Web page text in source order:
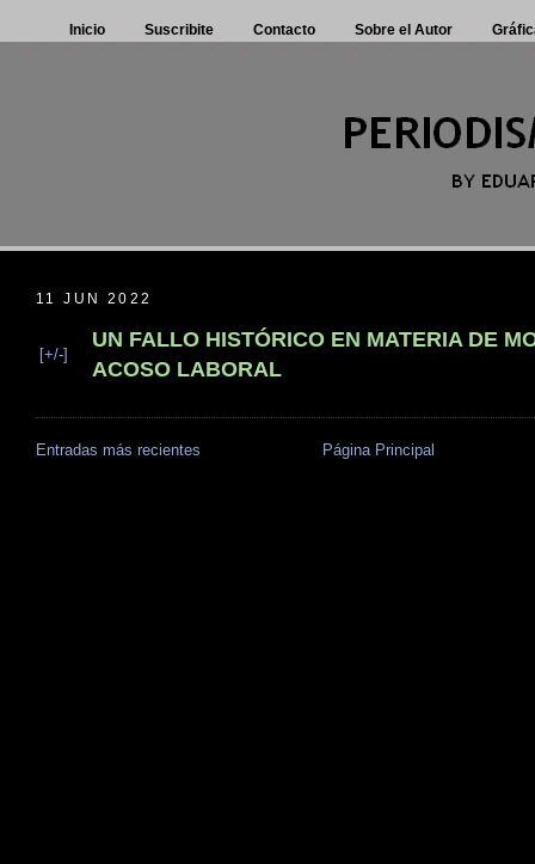
Inicio Suscribite Contacto Sobre el Autor
11 JUN 2022
[+/-]
UN FALLO HISTÓRICO EN MATERIA DE
ACOSO LABORAL
Entradas más recientes Página Principal